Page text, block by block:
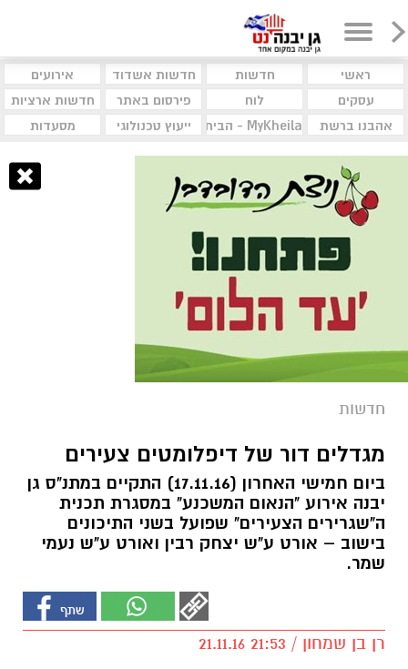
ראשי חדשות חדשות אשדוד
אירועים
עסקים
לוח פירסום באתר
חדשות ארציות
אהבנו ברשת
MyKheila - הבית לעסקים וקהילות ייעוץ טכנולוגי מסעדות
חדשות
מגדלים דור של דיפלומטים צעירים
ביום חמישי האחרון (17.11.16) התקיים במתנ"ס גן
יבנה אירוע "הנאום המשכנע" במסגרת תכנית
ה"שגרירים הצעירים" שפועל בשני התיכונים
בישוב – אורט ע"ש יצחק רבין ואורט ע"ש נעמי
שמר.
רן בן שמחון / 21:53 21.11.16